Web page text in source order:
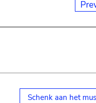
Schenk aan het